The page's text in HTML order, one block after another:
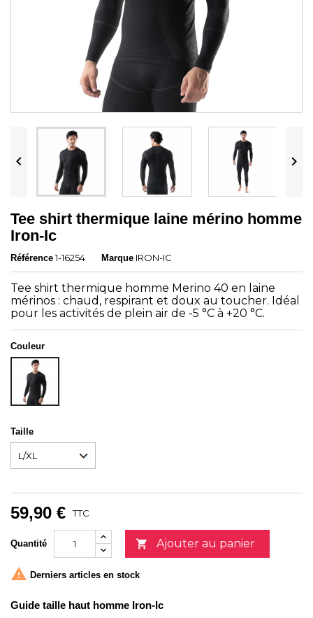
 
Tee shirt thermique laine mérino homme
Iron-Ic
Référence 1-16254 Marque IRON-IC
Tee shirt thermique homme Merino 40 en laine
mérinos : chaud, respirant et doux au toucher. Idéal
pour les activités de plein air de -5 °C à +20 °C.
Couleur
NOIR
Taille
59,90 € TTC
Quantité  Ajouter au panier
 Derniers articles en stock
Guide taille haut homme Iron-Ic